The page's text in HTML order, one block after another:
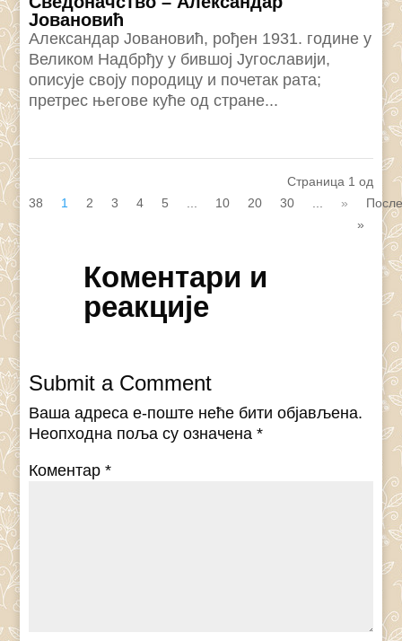
Јовановић
Александар Јовановић, рођен 1931. године у
Великом Надбрђу у бившој Југославији,
описује своју породицу и почетак рата;
претрес његове куће од стране...
Страница 1 од
38
1 2 3 4 5 10 20 30 »
»
Коментари и
реакције
Submit a Comment
Ваша адреса е-поште неће бити објављена.
Неопходна поља су означена*
Коментар*